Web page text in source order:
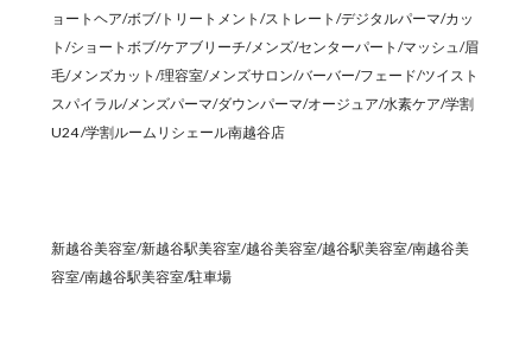
ョートヘア/ボブ/トリートメント/ストレート/デジタルパーマ/カッ
ト/ショートボブ/ケアブリーチ/メンズ/センターパート/マッシュ/眉
毛/メンズカット/理容室/メンズサロン/バーバー/フェード/ツイスト
スパイラル/メンズパーマ/ダウンパーマ/オージュア/水素ケア/学割
U24 /学割ルームリシェール南越谷店
新越谷美容室/新越谷駅美容室/越谷美容室/越谷駅美容室/南越谷美
容室/南越谷駅美容室/駐車場